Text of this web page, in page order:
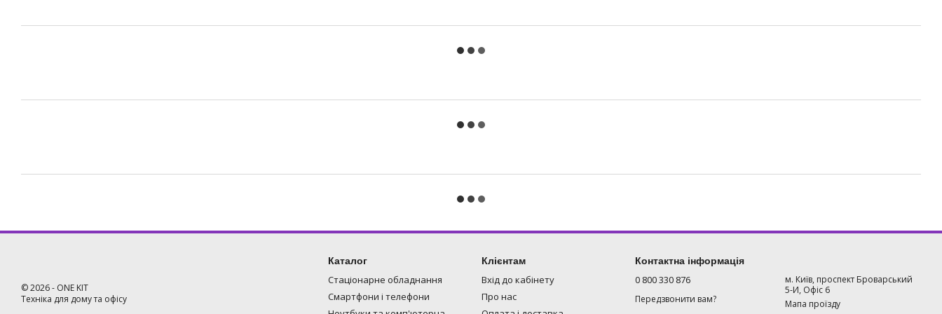
©2026- ONE KIT
Техніка для дому та офісу
Каталог
Стаціонарне обладнання
Смартфони і телефони
Клієнтам
Вхід до кабінету
Про нас
Контактна інформація
0 800 330 876
Передзвонити вам?
м. Київ, проспект Броварський
5-И, Офіс 6
Мапа проїзду